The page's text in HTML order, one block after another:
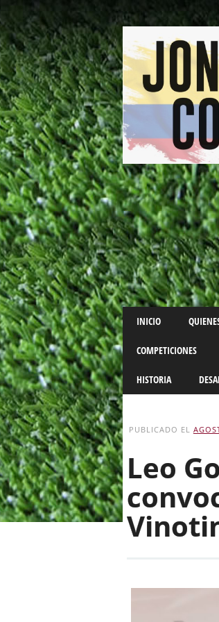
Main
Skip
to
content
INICIO
COMPETICIONES
HISTORIA
PUBLICADO EL
Leo